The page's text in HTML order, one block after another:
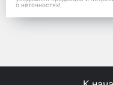
о неточностях!